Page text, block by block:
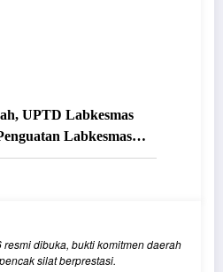
UPTD Labkesmas
Labkesmas
dibuka, bukti komitmen daerah
silat berprestasi.